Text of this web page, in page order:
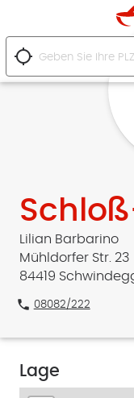
location_searching
Lilian Barbarino
Mühldorfer Str. 23
84419
phone 08082/222
Lage